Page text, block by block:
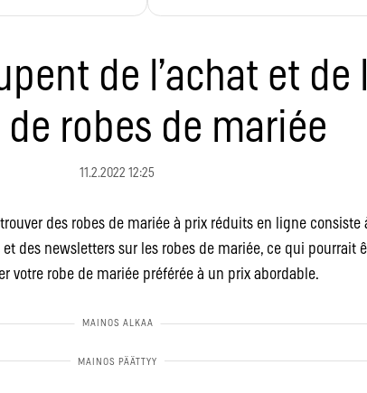
de l’achat et de
robes de mariée
11.2.2022 12:25
des robes de mariée à prix réduits en ligne consiste
des newsletters sur les robes de mariée, ce qui pourrait
votre robe de mariée préférée à un prix abordable.